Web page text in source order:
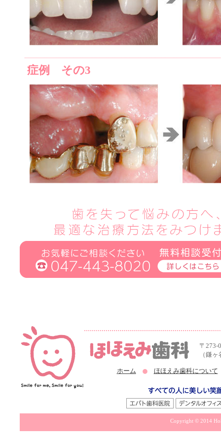
症例 その3
〒273-
（鎌
ホーム ほほえみ歯科について
Copyright © 2014